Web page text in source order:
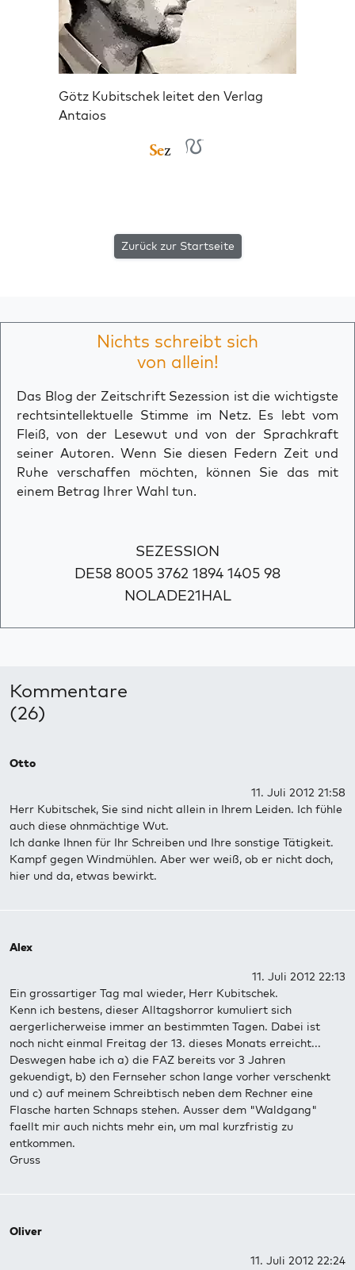
Götz Kubitschek leitet den Verlag
Antaios
Zurück zur Startseite
Nichts schreibt sich
von allein!
Das Blog der Zeitschrift Sezession ist die wichtigste
rechtsintellektuelle Stimme im Netz. Es lebt vom
Fleiß, von der Lesewut und von der Sprachkraft
seiner Autoren. Wenn Sie diesen Federn Zeit und
Ruhe verschaffen möchten, können Sie das mit
einem Betrag Ihrer Wahl tun.
SEZESSION
DE58 8005 3762 1894 1405 98
NOLADE21HAL
Kommentare
(26)
Otto
11. Juli 2012 21:58
Herr Kubitschek, Sie sind nicht allein in Ihrem Leiden. Ich fühle
auch diese ohnmächtige Wut.
Ich danke Ihnen für Ihr Schreiben und Ihre sonstige Tätigkeit.
Kampf gegen Windmühlen. Aber wer weiß, ob er nicht doch,
hier und da, etwas bewirkt.
Alex
11. Juli 2012 22:13
Ein grossartiger Tag mal wieder, Herr Kubitschek.
Kenn ich bestens, dieser Alltagshorror kumuliert sich
aergerlicherweise immer an bestimmten Tagen. Dabei ist
noch nicht einmal Freitag der 13. dieses Monats erreicht...
Deswegen habe ich a) die FAZ bereits vor 3 Jahren
gekuendigt, b) den Fernseher schon lange vorher verschenkt
und c) auf meinem Schreibtisch neben dem Rechner eine
Flasche harten Schnaps stehen. Ausser dem "Waldgang"
faellt mir auch nichts mehr ein, um mal kurzfristig zu
entkommen.
Gruss
Oliver
11. Juli 2012 22:24